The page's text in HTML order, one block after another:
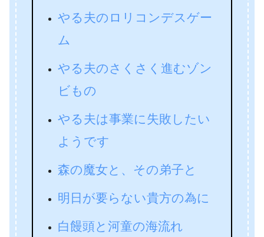
やる夫のロリコンデスゲー
ム
やる夫のさくさく進むゾン
ビもの
やる夫は事業に失敗したい
ようです
森の魔女と、その弟子と
明日が要らない貴方の為に
白饅頭と河童の海流れ